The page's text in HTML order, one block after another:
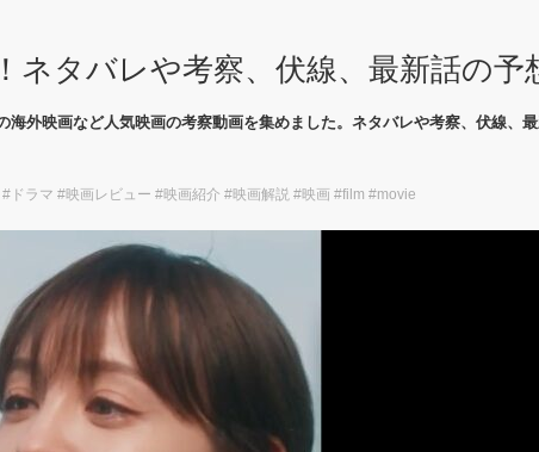
ネタバレや考察、伏線、最新話の予
海外映画など人気映画の考察動画を集めました。ネタバレや考察、伏線、
#ドラマ #映画レビュー #映画紹介 #映画解説 #映画 #film #movie